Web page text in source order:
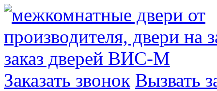
Заказать звонок Вызвать